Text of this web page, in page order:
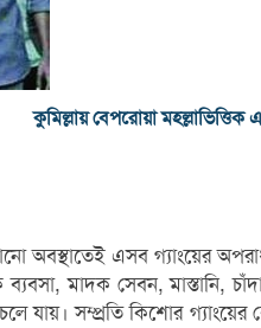
কুমিল্লায় বেপরোয়া
অবস্থাতেই এসব গ্যাংয়ের
মাদক সেবন, মাস্তানি,
সম্প্রতি কিশোর